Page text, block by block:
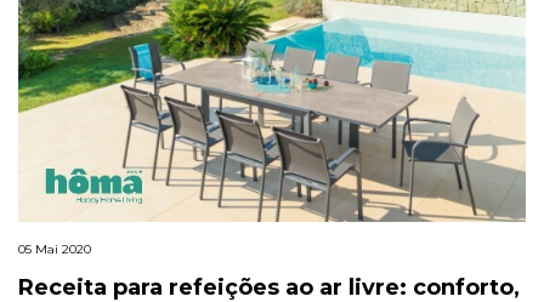
05 Mai 2020
Receita para refeições ao ar livre: conforto,